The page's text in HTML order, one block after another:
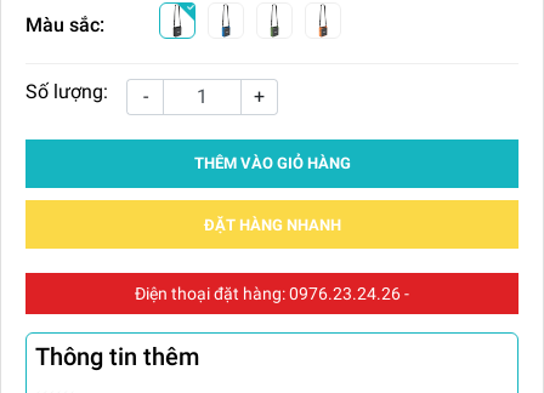
Màu sắc:
Số lượng: - +
THÊM VÀO GIỎ HÀNG
ĐẶT HÀNG NHANH
Điện thoại đặt hàng:0976.23.24.26-
Thông tin thêm